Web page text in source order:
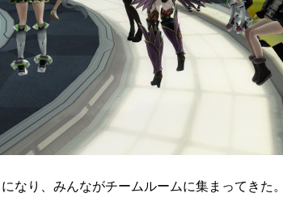
なり、みんながチームルームに集まってきた